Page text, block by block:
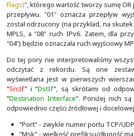
Informacja o przepływach
do nich można uzyskać za
cache flow". Przykład
widać na poniższym slajdzie.